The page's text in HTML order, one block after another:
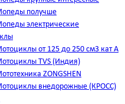
получше
электрические
от 125 до 250 см3 кат А
TVS (Индия)
ZONGSHEN
внедорожные (КРОСС)